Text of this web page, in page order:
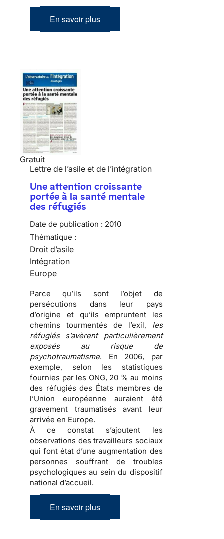
En savoir plus
Gratuit
Lettre de l’asile et de l’intégration
Une attention croissante
portée à la santé mentale
des réfugiés
Date de publication : 2010
Thématique :
Droit d’asile
Intégration
Europe
Parce qu’ils sont l’objet de
persécutions dans leur pays
d’origine et qu’ils empruntent les
chemins tourmentés de l’exil, les
réfugiés s’avèrent particulièrement
exposés au risque de
psychotraumatisme. En 2006, par
exemple, selon les statistiques
fournies par les ONG, 20 % au moins
des réfugiés des États membres de
l’Union européenne auraient été
gravement traumatisés avant leur
arrivée en Europe.
À ce constat s’ajoutent les
observations des travailleurs sociaux
qui font état d’uneaugmentation des
personnes souffrant de troubles
psychologiques au sein du dispositif
national d’accueil.
En savoir plus